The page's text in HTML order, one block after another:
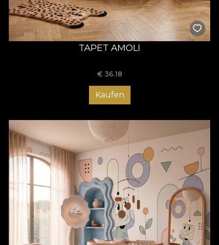
TAPET AMOLI
€ 36.18
Kaufen